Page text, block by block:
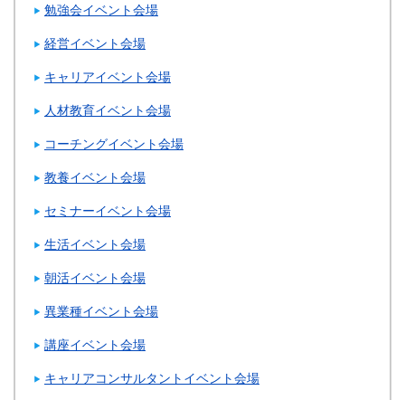
勉強会イベント会場
経営イベント会場
キャリアイベント会場
人材教育イベント会場
コーチングイベント会場
教養イベント会場
セミナーイベント会場
生活イベント会場
朝活イベント会場
異業種イベント会場
講座イベント会場
キャリアコンサルタントイベント会場